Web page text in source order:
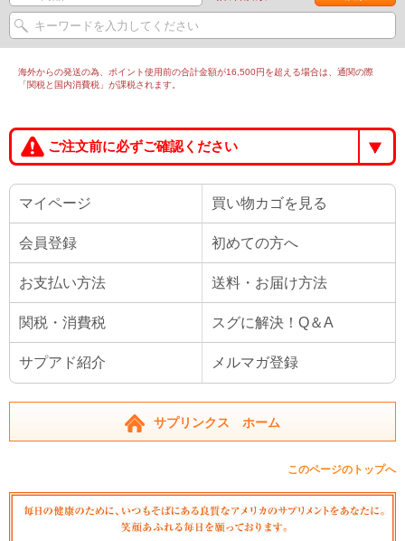
海外からの発送の為、ポイント使用前の合計金額が16,500円を超える場合は、通関の際
「関税と国内消費税」が課税されます。
ご注文前に必ずご確認ください
マイページ 買い物カゴを見る
会員登録 初めての方へ
お支払い方法 送料・お届け方法
関税・消費税 スグに解決！Q＆A
サプアド紹介 メルマガ登録
サプリンクス ホーム
このページのトップへ